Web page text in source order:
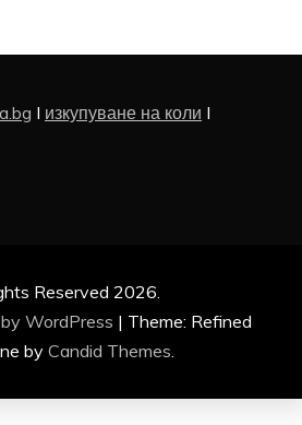
I изкупуване на коли I
Reserved 2026.
WordPress | Theme: Refined
by Candid Themes.